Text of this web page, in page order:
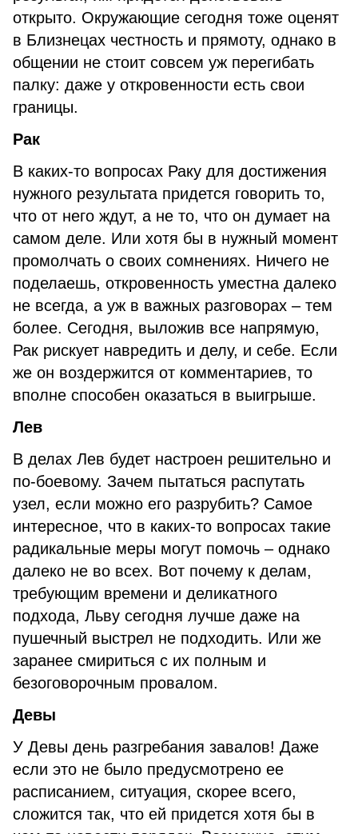
открыто. Окружающие сегодня тоже оценят
в Близнецах честность и прямоту, однако в
общении не стоит совсем уж перегибать
палку: даже у откровенности есть свои
границы.
Рак
В каких-то вопросах Раку для достижения
нужного результата придется говорить то,
что от него ждут, а не то, что он думает на
самом деле. Или хотя бы в нужный момент
промолчать о своих сомнениях. Ничего не
поделаешь, откровенность уместна далеко
не всегда, а уж в важных разговорах – тем
более. Сегодня, выложив все напрямую,
Рак рискует навредить и делу, и себе. Если
же он воздержится от комментариев, то
вполне способен оказаться в выигрыше.
Лев
В делах Лев будет настроен решительно и
по-боевому. Зачем пытаться распутать
узел, если можно его разрубить? Самое
интересное, что в каких-то вопросах такие
радикальные меры могут помочь – однако
далеко не во всех. Вот почему к делам,
требующим времени и деликатного
подхода, Льву сегодня лучше даже на
пушечный выстрел не подходить. Или же
заранее смириться с их полным и
безоговорочным провалом.
Девы
У Девы день разгребания завалов! Даже
если это не было предусмотрено ее
расписанием, ситуация, скорее всего,
сложится так, что ей придется хотя бы в